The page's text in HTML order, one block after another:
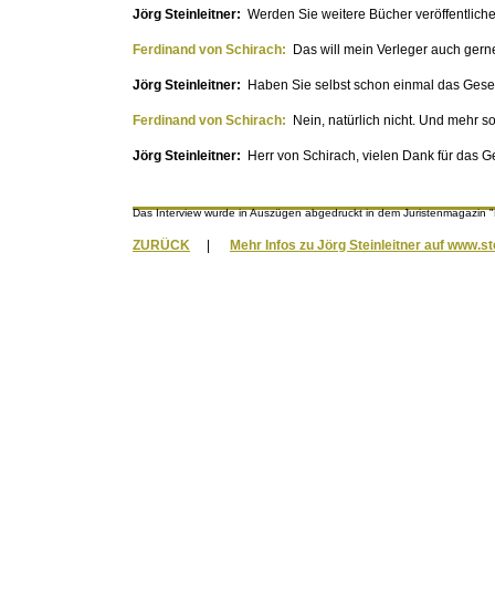
Jörg Steinleitner: Werden Sie weitere Bücher
Ferdinand von Schirach: Das will mein Verleger auch
Jörg Steinleitner: Haben Sie selbst schon einmal das
Ferdinand von Schirach: Nein, natürlich nicht. Und mehr
Jörg Steinleitner: Herr von Schirach, vielen Dank für das
Das Interview wurde in Auszügen abgedruckt in dem Juristenmagazin
ZURÜCK Mehr Infos zu Jörg Steinleitner auf